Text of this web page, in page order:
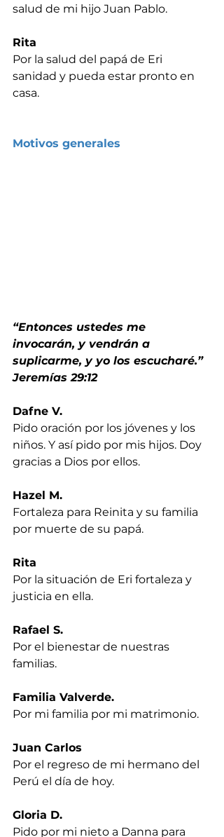
salud de mi hijo Juan Pablo.
Rita
Por la salud del papá de Eri
sanidad y pueda estar pronto en
casa.
Motivos generales
“Entonces ustedes me
invocarán, y vendrán a
suplicarme, y yo los escucharé.”
Jeremías 29:12
Dafne V.
Pido oración por los jóvenes y los
niños. Y así pido por mis hijos. Doy
gracias a Dios por ellos.
Hazel M.
Fortaleza para Reinita y su familia
por muerte de su papá.
Rita
Por la situación de Eri fortaleza y
justicia en ella.
Rafael S.
Por el bienestar de nuestras
familias.
Familia Valverde.
Por mi familia por mi matrimonio.
Juan Carlos
Por el regreso de mi hermano del
Perú el día de hoy.
Gloria D.
Pido por mi nieto a Danna para